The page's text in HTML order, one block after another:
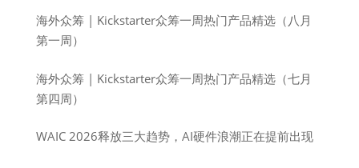
海外众筹 | Kickstarter众筹一周热门产品精选（八月
第一周）
海外众筹 | Kickstarter众筹一周热门产品精选（七月
第四周）
WAIC 2026释放三大趋势，AI硬件浪潮正在提前出现